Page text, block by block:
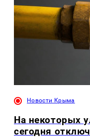
Новости Крыма
На некоторых
сегодня